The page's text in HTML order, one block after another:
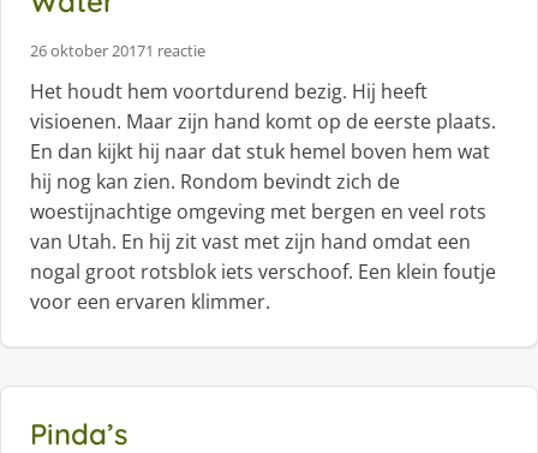
26 oktober 20171 reactie
Het houdt hem voortdurend bezig. Hij heeft
visioenen. Maar zijn hand komt op de eerste plaats.
En dan kijkt hij naar dat stuk hemel boven hem wat
hij nog kan zien. Rondom bevindt zich de
woestijnachtige omgeving met bergen en veel rots
van Utah. En hij zit vast met zijn hand omdat een
nogal groot rotsblok iets verschoof. Een klein foutje
voor een ervaren klimmer.
Pinda’s